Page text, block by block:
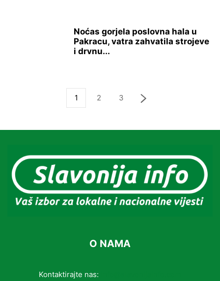
Noćas gorjela poslovna hala u
Pakracu, vatra zahvatila strojeve
i drvnu...
1 2 3
O NAMA
Kontaktirajte nas: